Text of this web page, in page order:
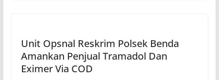
Unit Opsnal Reskrim Polsek Benda
Amankan Penjual Tramadol Dan
Eximer Via COD